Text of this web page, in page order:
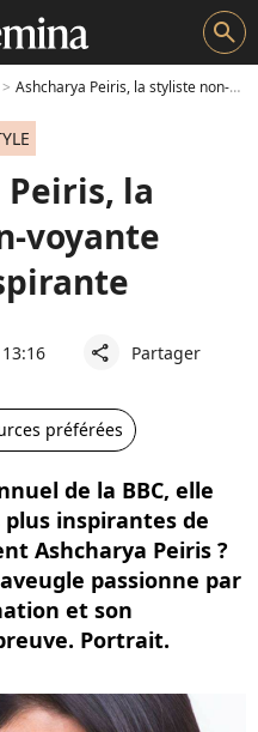
search
Ashcharya Peiris, la styliste non-voyante super inspirante
la
voyante
share Partager
préférées
de la BBC, elle
inspirantes de
Ashcharya Peiris ?
passionne par
et son
Portrait.